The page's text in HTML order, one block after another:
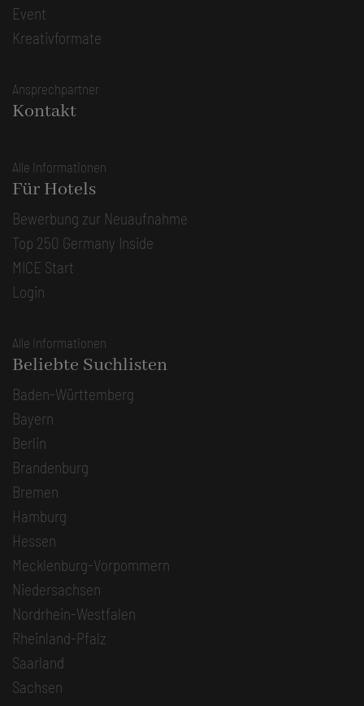
Event
Kreativformate
Ansprechpartner
Kontakt
Alle Informationen
Für Hotels
Bewerbung zur Neuaufnahme
Top 250 Germany Inside
MICE Start
Login
Alle Informationen
Beliebte Suchlisten
Baden-Württemberg
Bayern
Berlin
Brandenburg
Bremen
Hamburg
Hessen
Mecklenburg-Vorpommern
Niedersachsen
Nordrhein-Westfalen
Rheinland-Pfalz
Saarland
Sachsen